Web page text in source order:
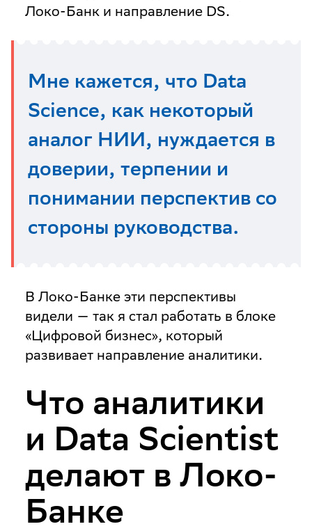
Локо-Банк и направление DS.
Мне кажется, что Data
Science, как некоторый
аналог НИИ, нуждается в
доверии, терпении и
понимании перспектив со
стороны руководства.
В Локо-Банке эти перспективы
видели — так я стал работать в блоке
«Цифровой бизнес», который
развивает направление аналитики.
Что аналитики
и Data Scientist
делают в Локо-
Банке